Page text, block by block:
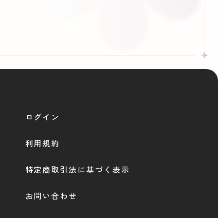
ログイン
利用規約
特定商取引法に基づく表示
お問い合わせ